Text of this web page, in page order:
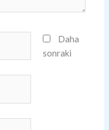
Daha
sonraki